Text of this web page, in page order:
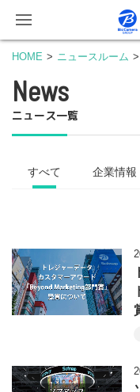
HOME ニュースルーム
News
ニュース一覧
すべて 企業情報